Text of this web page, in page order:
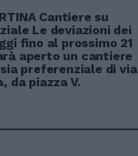
Cantiere su
Le deviazioni dei
fino al prossimo 21
aperto un cantiere
preferenziale di via
da piazza V.